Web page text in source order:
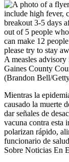
A measles
Gaines County
(Brandon Bell/
Mientras la
causado la muerte
dar señales de
vacuna contra esta
polarizan rápido,
funcionario de
Sobre Noticias En